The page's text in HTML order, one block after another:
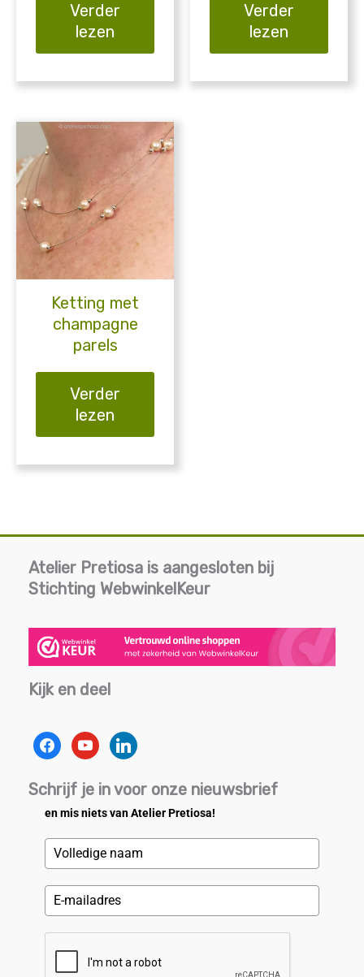
Verder
lezen
Verder
lezen
Ketting met
champagne
parels
Verder
lezen
Atelier Pretiosa is aangesloten bij
Stichting WebwinkelKeur
Kijk en deel
facebookyoutubelinkedin
Schrijf je in voor onze nieuwsbrief
en mis niets van Atelier Pretiosa!